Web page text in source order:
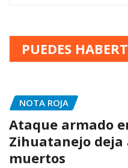
PUEDES
NOTA ROJA
Ataque armado
Zihuatanejo deja
muertos